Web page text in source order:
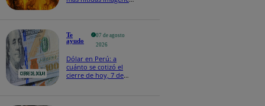
Te
ayudo
07 de agosto
2026
Dólar en Perú: a
cuánto se cotizó el
cierre de hoy, 7 de